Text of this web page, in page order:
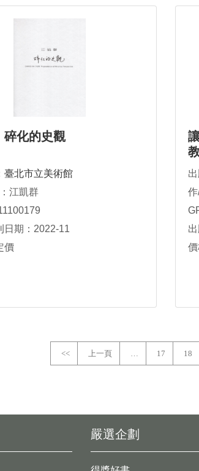
碎化的史觀
臺北市立美術館
江凱群
日期：2022-11
價
<< 上一頁 … 17 18
嚴選企劃